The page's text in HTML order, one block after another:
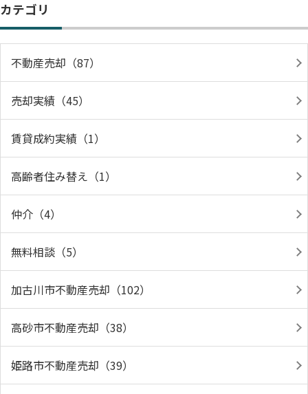
カテゴリ
不動産売却（87）
売却実績（45）
賃貸成約実績（1）
高齢者住み替え（1）
仲介（4）
無料相談（5）
加古川市不動産売却（102）
高砂市不動産売却（38）
姫路市不動産売却（39）